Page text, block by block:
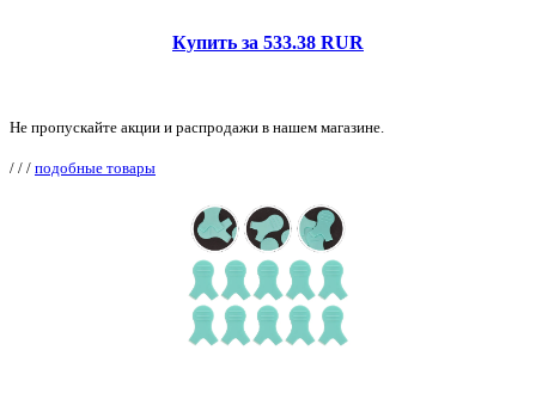
Купить за 533.38 RUR
Не пропускайте акции и распродажи в нашем магазине.
/ / / подобные товары